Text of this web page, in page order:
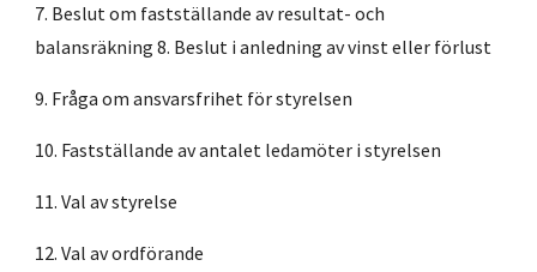
7. Beslut om fastställande av resultat- och
balansräkning 8. Beslut i anledning av vinst eller förlust
9. Fråga om ansvarsfrihet för styrelsen
10. Fastställande av antalet ledamöter i styrelsen
11. Val av styrelse
12. Val av ordförande